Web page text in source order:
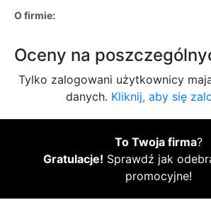
O firmie:
Oceny na
Tylko zalogowani użytkownicy
danych. Kliknij, aby się
To Twoja firma?
Gratulacje! Sprawdź jak
promocyjne!